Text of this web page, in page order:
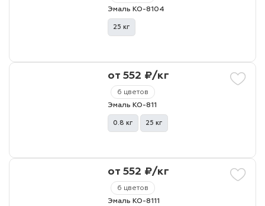
Эмаль КО-8104
25 кг
6 цветов
от 552 ₽/кг
Эмаль КО-811
0.8 кг 25 кг
6 цветов
от 552 ₽/кг
Эмаль КО-8111